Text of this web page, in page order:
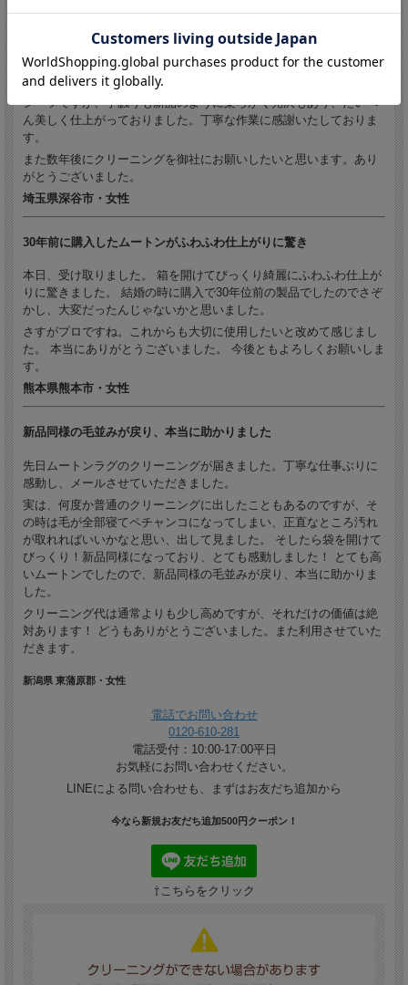
5年前のムートンシーツが新品のように
本日、無事にシーツ等受け取りました。5年ほど使っていたムートン
シーツですが、手触りも新品のように柔らかく光沢もあり、たいへ
ん美しく仕上がっておりました。丁寧な作業に感謝いたしておりま
す。
また数年後にクリーニングを御社にお願いしたいと思います。あり
がとうございました。
埼玉県深谷市・女性
30年前に購入したムートンがふわふわ仕上がりに驚き
本日、受け取りました。 箱を開けてびっくり綺麗にふわふわ仕上が
りに驚きました。 結婚の時に購入で30年位前の製品でしたのでさぞ
かし、大変だったんじゃないかと思いました。
さすがプロですね。これからも大切に使用したいと改めて感じまし
た。 本当にありがとうございました。 今後ともよろしくお願いしま
す。
熊本県熊本市・女性
新品同様の毛並みが戻り、本当に助かりました
先日ムートンラグのクリーニングが届きました。丁寧な仕事ぶりに
感動し、メールさせていただきました。
実は、何度か普通のクリーニングに出したこともあるのですが、そ
の時は毛が全部寝てペチャンコになってしまい、正直なところ汚れ
が取れればいいかなと思い、出して見ました。 そしたら袋を開けて
びっくり！新品同様になっており、とても感動しました！ とても高
いムートンでしたので、新品同様の毛並みが戻り、本当に助かりま
した。
クリーニング代は通常よりも少し高めですが、それだけの価値は絶
対あります！ どうもありがとうございました。また利用させていた
だきます。
新潟県 東蒲原郡・女性
電話でお問い合わせ
0120-610-281
電話受付：10:00-17:00平日
お気軽にお問い合わせください。
LINEによる問い合わせも、まずはお友だち追加から
今なら新規お友だち追加500円クーポン！
⇧こちらをクリック